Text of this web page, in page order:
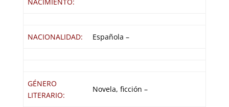
NACIONALIDAD: Española –
GÉNERO
LITERARIO:
Novela, ficción –